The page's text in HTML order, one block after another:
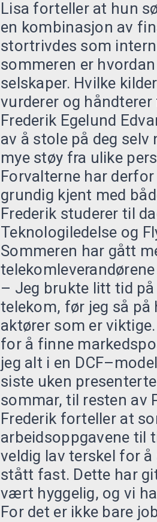
Lisa forteller at hun
en kombinasjon av
stortrivdes som
sommeren er
selskaper. Hvilke
vurderer og
Frederik Egelund
av å stole på deg
mye støy fra ulike
Forvalterne har
grundig kjent med
Frederik studerer til
Teknologiledelse og
Sommeren har gått
– Jeg brukte litt tid
telekom, før jeg så
aktører som er
for å finne
jeg alt i en
siste uken
sommar, til resten av
Frederik forteller at
arbeidsoppgavene
veldig lav terskel for
stått fast. Dette har
vært hyggelig, og vi
For det er ikke bare